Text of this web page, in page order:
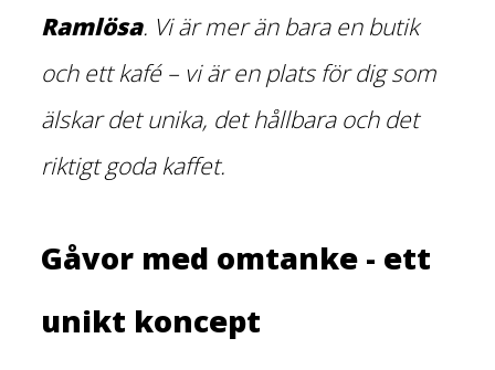
Ramlösa. Vi är mer än bara en butik
och ett kafé – vi är en plats för dig som
älskar det unika, det hållbara och det
riktigt goda kaffet.
Gåvor med omtanke - ett
unikt koncept